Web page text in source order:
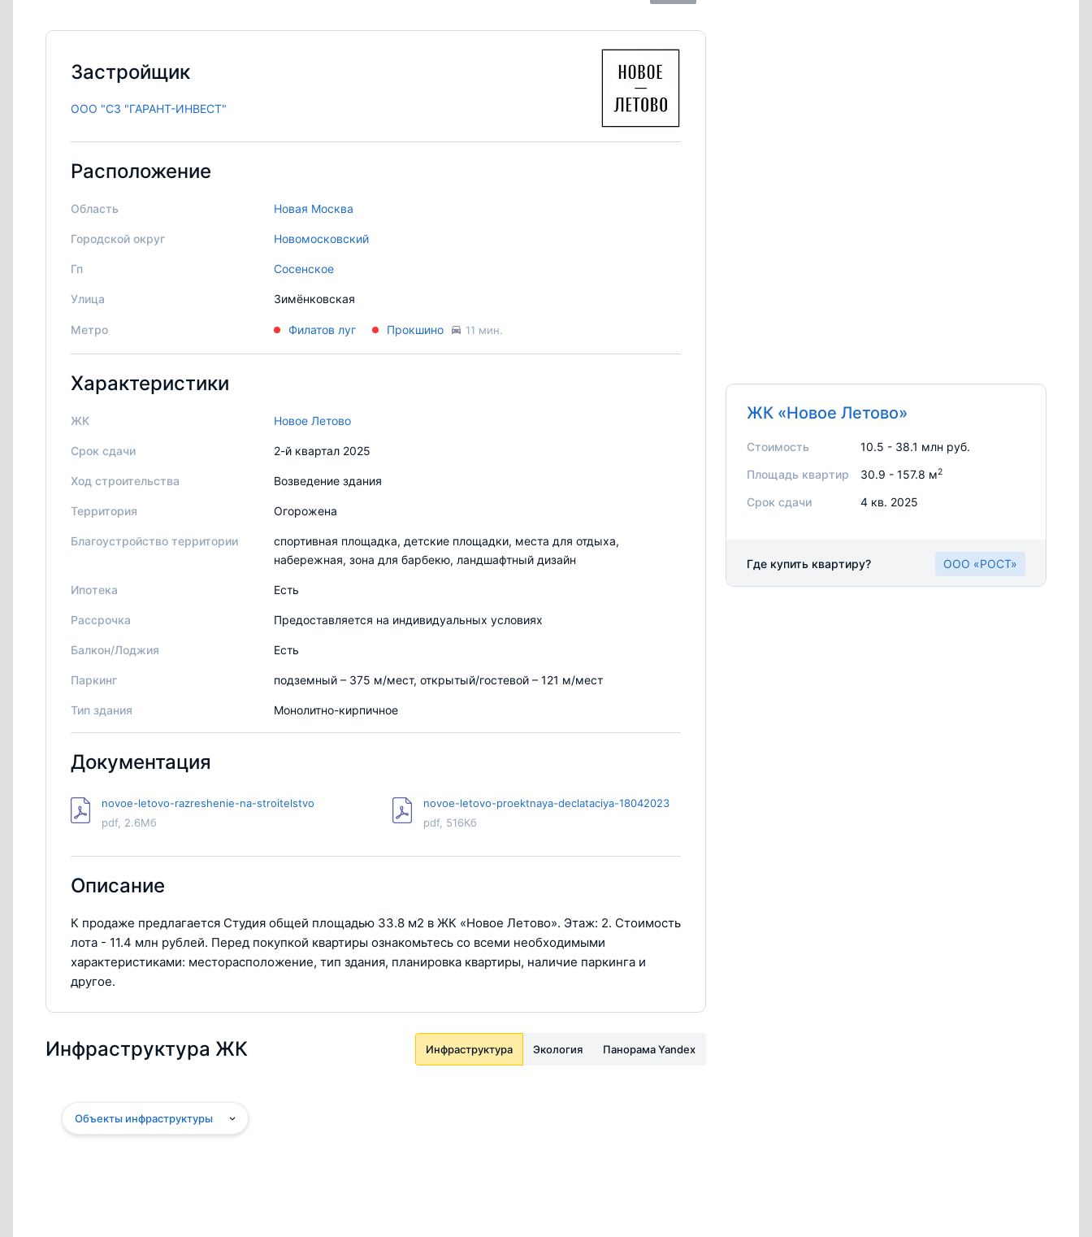
Застройщик
ООО "СЗ "ГАРАНТ-ИНВЕСТ"
Расположение
Область Новая Москва
Городской округ Новомосковский
Гп Сосенское
Улица Зимёнковская
Метро Филатов луг Прокшино 11 мин.
Характеристики
ЖК Новое Летово
Срок сдачи 2-й квартал 2025
Ход строительства Возведение здания
Территория Огорожена
Благоустройство территории
спортивная площадка, детские площадки, места для отдыха,
набережная, зона для барбекю, ландшафтный дизайн
Ипотека Есть
Рассрочка Предоставляется на индивидуальных условиях
Балкон/Лоджия Есть
Паркинг подземный – 375 м/мест, открытый/гостевой – 121 м/мест
Тип здания Монолитно-кирпичное
Документация
novoe-letovo-razreshenie-na-stroitelstvo
pdf, 2.6Мб
novoe-letovo-proektnaya-declataciya-18042023
pdf, 516Кб
Описание
К продаже предлагается Студия общей площадью 33.8 м2 в ЖК «Новое Летово». Этаж: 2. Стоимость
лота - 11.4 млн рублей. Перед покупкой квартиры ознакомьтесь со всеми необходимыми
характеристиками: месторасположение, тип здания, планировка квартиры, наличие паркинга и
другое.
Инфраструктура ЖК Инфраструктура Экология Панорама Yandex
Объекты инфраструктуры
ЖК «Новое Летово»
Стоимость
10.5 - 38.1 млн руб.
Площадь квартир
30.9 - 157.8 м2
Срок сдачи 4 кв. 2025
Где купить квартиру? ООО «РОСТ»